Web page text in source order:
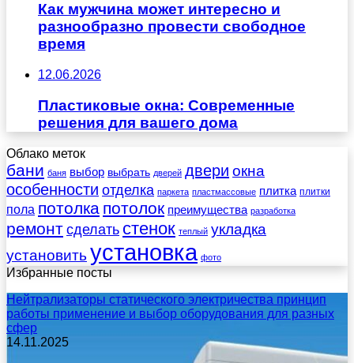
Как мужчина может интересно и
разнообразно провести свободное
время
12.06.2026
Пластиковые окна: Современные
решения для вашего дома
Облако меток
бани баня выбор выбрать дверей двери окна
особенности отделка паркета пластмассовые плитка плитки
пола потолка потолок преимущества разработка
ремонт сделать стенок теплый укладка
установить установка фото
Избранные посты
Нейтрализаторы статического электричества принцип
работы применение и выбор оборудования для разных
сфер
14.11.2025